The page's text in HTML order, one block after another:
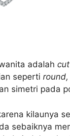
adalah cut
seperti round,
simetri pada
kilaunya
sebaiknya